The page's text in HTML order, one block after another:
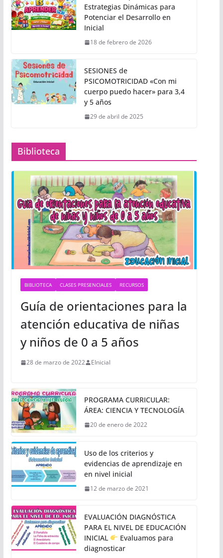
Estrategias Dinámicas para
Potenciar el Desarrollo en
Inicial
18 de febrero de 2026
SESIONES de
PSICOMOTRICIDAD «Con mi
cuerpo puedo hacer» para 3,4
y 5 años
29 de abril de 2025
Biblioteca
BIBLIOTECA CLASES PRESENCIALES RECURSOS
Guía de orientaciones para la
atención educativa de niñas
y niños de 0 a 5 años
28 de marzo de 2022 EInicial
PROGRAMA CURRICULAR:
ÁREA: CIENCIA Y TECNOLOGÍA
20 de enero de 2022
Uso de los criterios y
evidencias de aprendizaje en
en nivel inicial
12 de marzo de 2021
EVALUACIÓN DIAGNÓSTICA
PARA EL NIVEL DE EDUCACIÓN
INICIAL
Evaluamos para
diagnosticar